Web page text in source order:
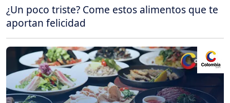
¿Un poco triste? Come estos alimentos que te
aportan felicidad